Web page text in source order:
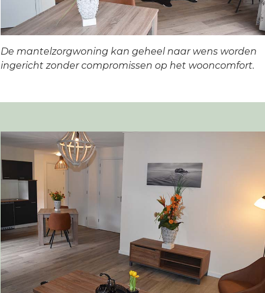
De mantelzorgwoning kan geheel naar wens worden
ingericht zonder compromissen op het wooncomfort.